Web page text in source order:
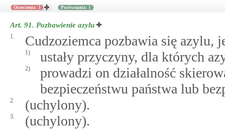
Orzeczenia: 3 Porównania: 1
Art. 91. Pozbawienie azylu
1. Cudzoziemca pozbawia się azylu,
1) ustały przyczyny, dla których
2)
prowadzi on działalność
bezpieczeństwu państwa lub
2. (uchylony).
3. (uchylony).